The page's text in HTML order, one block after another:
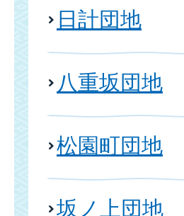
日計団地
八重坂団地
松園町団地
坂ノ上団地